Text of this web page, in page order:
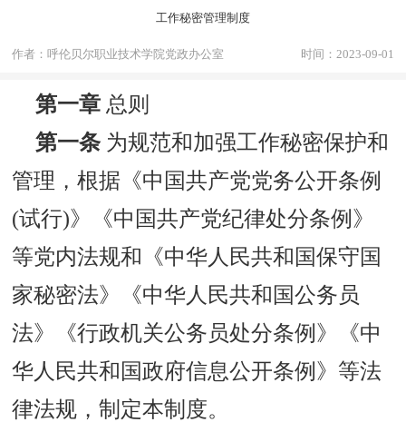
工作秘密管理制度
作者：呼伦贝尔职业技术学院党政办公室 时间：2023-09-01
第一章总则
第一条为规范和加强工作秘密保护和
管理，根据《中国共产党党务公开条例
(试行)》《中国共产党纪律处分条例》
等党内法规和《中华人民共和国保守国
家秘密法》《中华人民共和国公务员
法》《行政机关公务员处分条例》《中
华人民共和国政府信息公开条例》等法
律法规，制定本制度。